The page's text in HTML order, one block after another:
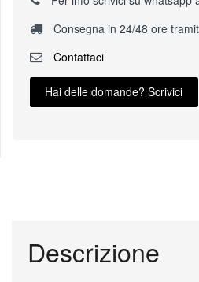
Consegna in 24/48 ore
Contattaci
Hai delle domande? Scrivici
Descrizione